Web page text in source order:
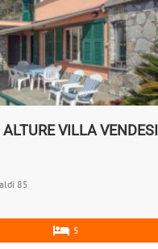
ALTURE VILLA VENDESI
85
5